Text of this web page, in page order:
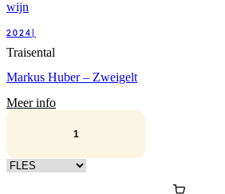
2024|
Traisental
Markus Huber – Zweigelt
Meer info
Kies verpakking